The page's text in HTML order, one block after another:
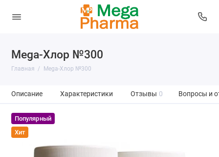
Mega-Хлор №300
Главная Mega-Хлор №300
Описание Характеристики Отзывы 0 Вопросы и
Популярный
Хит